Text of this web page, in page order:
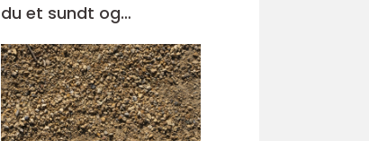
du et sundt og
professionelt
arbejdsmiljø